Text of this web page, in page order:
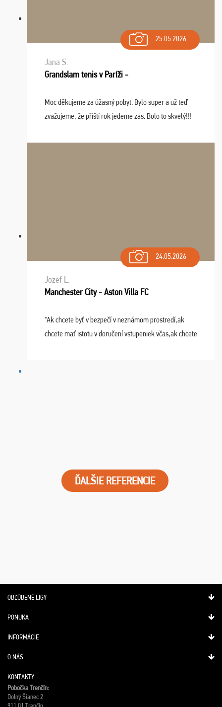
25.05.2026
Jana S.
Grandslam tenis v Paríži -
Moc děkujeme za úžasný pobyt. Bylo super a už teď
zvažujeme, že příští rok jedeme zas. Bolo to skvelý!!!
24.05.2026
Jozef L.
Manchester City - Aston Villa FC
"Ak chcete byť v bezpečí v neznámom prostredí,ak
chcete mať istotu v doručení vstupeniek včas,ak chcete
ĎALŠIE REFERENCIE
OBĽÚBENÉ LIGY
PONUKA
INFORMÁCIE
O NÁS
KONTAKTY
Pobočka Trenčín:
Dolný Šianec 2